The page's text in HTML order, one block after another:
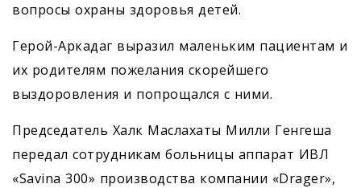
вопросы охраны здоровья детей.
Герой-Аркадаг выразил маленьким пациентам и
их родителям пожелания скорейшего
выздоровления и попрощался с ними.
Председатель Халк Маслахаты Милли Генгеша
передал сотрудникам больницы аппарат ИВЛ
«Savina 300» производства компании «Drager»,